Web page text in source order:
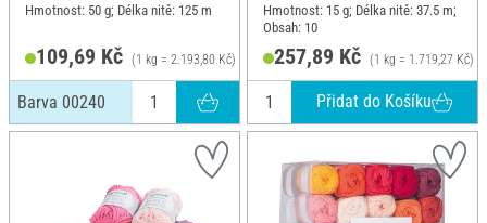
Hmotnost: 50 g; Délka nitě: 125 m
109,69 Kč (1 kg = 2.193,80 Kč)
Barva 00240
Hmotnost: 15 g; Délka nitě: 37.5 m;
Obsah: 10
257,89 Kč (1 kg = 1.719,27 Kč)
Přidat do Košíku